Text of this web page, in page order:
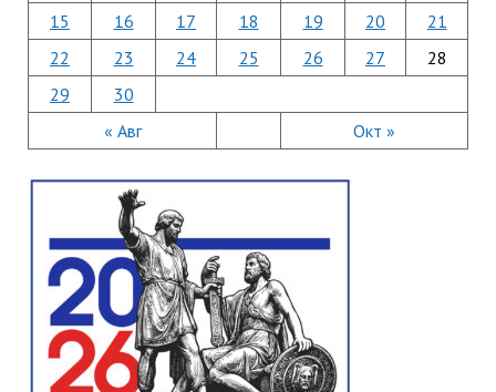
« Авг Окт »
15
16 17 18 19 20
21
22
23 24 25 26 27
28
29
30